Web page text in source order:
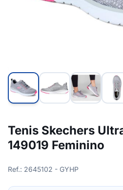
Tenis Skechers
149019 Feminino
Ref.: 2645102 - GYHP